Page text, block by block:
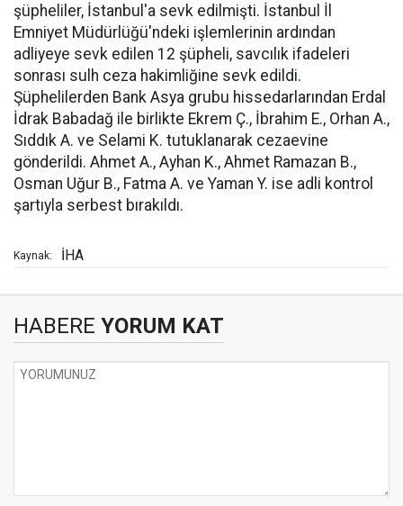
şüpheliler, İstanbul'a sevk edilmişti. İstanbul İl
Emniyet Müdürlüğü'ndeki işlemlerinin ardından
adliyeye sevk edilen 12 şüpheli, savcılık ifadeleri
sonrası sulh ceza hakimliğine sevk edildi.
Şüphelilerden Bank Asya grubu hissedarlarından Erdal
İdrak Babadağ ile birlikte Ekrem Ç., İbrahim E., Orhan A.,
Sıddık A. ve Selami K. tutuklanarak cezaevine
gönderildi. Ahmet A., Ayhan K., Ahmet Ramazan B.,
Osman Uğur B., Fatma A. ve Yaman Y. ise adli kontrol
şartıyla serbest bırakıldı.
Kaynak: İHA
HABERE YORUM KAT